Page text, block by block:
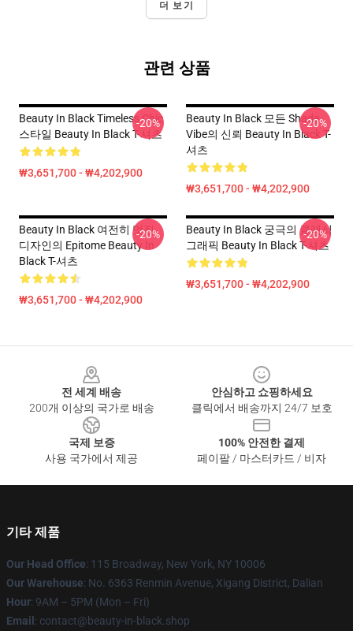
더 보기
관련 상품
Beauty In Black Timeless Chic
스타일 Beauty In Black T-셔츠
₩3,651,700 - ₩4,202,900
-20%
Beauty In Black 모든 Shade
Vibe의 신뢰 Beauty In Black T-
셔츠
₩3,651,700 - ₩4,202,900
-20%
Beauty In Black 여전히 멋진
디자인의 Epitome Beauty In
Black T-셔츠
₩3,651,700 - ₩4,202,900
-20%
Beauty In Black 궁극의 클래식
그래픽 Beauty In Black T-셔츠
₩3,651,700 - ₩4,202,900
-20%
전 세계 배송
200개 이상의 국가로 배송
안심하고 쇼핑하세요
클릭에서 배송까지 24/7 보호
국제 보증
사용 국가에서 제공
100% 안전한 결제
페이팔 / 마스터카드 / 비자
기타 제품
Our Head Office: 115 Broadway, New York, NY 10006
Our Warehouse: No. 6363 Renmin Avenue, Xigang District, Dalian
Hour: 9AM – 5PM (Mon – Fri)
Email : contact@beauty-in-black.shop